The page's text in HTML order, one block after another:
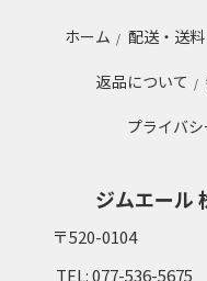
ホーム / 配送・送
返品について /
プライバ
ジムエール
〒520-0104
TEL: 077-536-5675